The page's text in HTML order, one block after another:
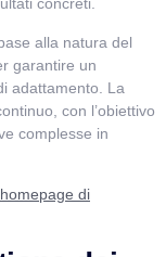
concreti.
alla natura del
garantire un
adattamento. La
con l’obiettivo
complesse in
homepage di